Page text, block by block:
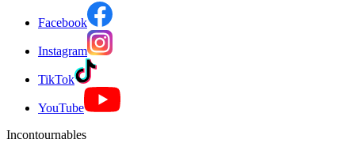
Facebook
Instagram
TikTok
YouTube
Incontournables